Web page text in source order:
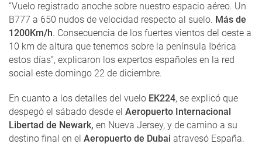
“Vuelo registrado anoche sobre nuestro espacio aéreo. Un
B777 a 650 nudos de velocidad respecto al suelo. Más de
1200Km/h. Consecuencia de los fuertes vientos del oeste a
10 km de altura que tenemos sobre la península Ibérica
estos días”, explicaron los expertos españoles en la red
social este domingo 22 de diciembre.
En cuanto a los detalles del vuelo EK224, se explicó que
despegó el sábado desde el Aeropuerto Internacional
Libertad de Newark, en Nueva Jersey, y de camino a su
destino final en el Aeropuerto de Dubai atravesó España.